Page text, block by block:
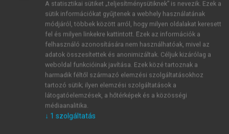
Minek kellene történnie az
uralkodó elméletek alapján?
Szentes több közgazdasági irányzat folyó fizetési
mérlegegyensúlyi mechanizmusát is felvázolja
rugalmas és rögzített árfolyamrendszerek
vonatkozásában – a neoklasszikus nominális
igazodástól kezdve a reálkiigazodást feltételező
A statisztikai sütiket „teljesítménysütiknek” is nevezik. Ezek a
sütik információkat gyűjtenek a webhely használatának
módjáról, többek között arról, hogy milyen oldalakat keresett
fel és milyen linkekre kattintott. Ezek az információk a
felhasználó azonosítására nem használhatóak, mivel az
adatok összesítettek és anonimizáltak. Céljuk kizárólag a
weboldal funkcióinak javítása. Ezek közé tartoznak a
harmadik féltől származó elemzési szolgáltatásokhoz
tartozó sütik; ilyen elemzési szolgáltatások a
látogatóelemzések, a hőtérképek és a közösségi
médiaanalitika.
↓ 1 szolgáltatás